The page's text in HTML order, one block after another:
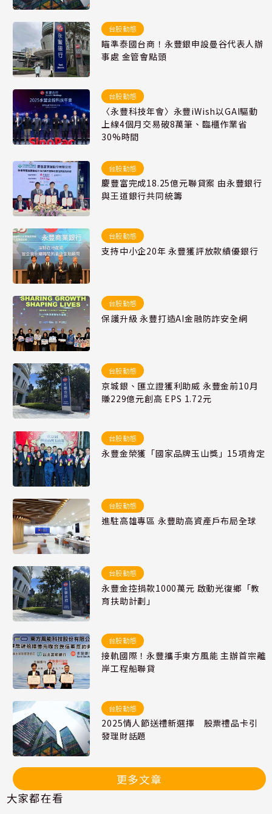
台股動態
瞄準泰國台商！永豐銀申設曼谷代表人辦
事處 金管會點頭
台股動態
〈永豐科技年會〉永豐iWish以GAI驅動
上線4個月交易破8萬筆、臨櫃作業省
30%時間
台股動態
慶豐富完成18.25億元聯貸案 由永豐銀行
與王道銀行共同統籌
台股動態
支持中小企20年 永豐獲評放款績優銀行
台股動態
保護升級 永豐打造AI金融防詐安全網
台股動態
京城銀、匯立證獲利助威 永豐金前10月
賺229億元創高 EPS 1.72元
台股動態
永豐金榮獲「國家品牌玉山獎」15項肯定
台股動態
進駐高雄專區 永豐助高資產戶布局全球
台股動態
永豐金控捐款1000萬元 啟動光復鄉「教
育扶助計劃」
台股動態
接軌國際！永豐攜手東方風能 主辦首宗離
岸工程船聯貸
台股動態
2025情人節送禮新選擇 股票禮品卡引
發理財話題
更多文章
大家都在看